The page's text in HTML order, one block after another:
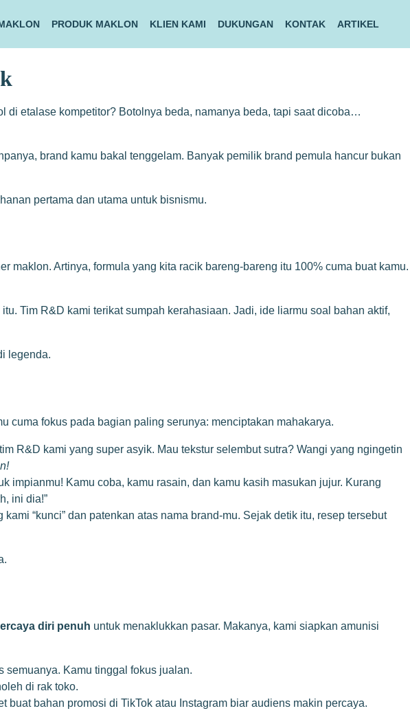
PRODUK MAKLON KLIEN KAMI DUKUNGAN KONTAK ARTIKEL
di etalase kompetitor? Botolnya beda, namanya beda, tapi saat dicoba…
brand kamu bakal tenggelam. Banyak pemilik brand pemula hancur bukan
pertama dan utama untuk bisnismu.
Artinya, formula yang kita racik bareng-bareng itu 100% cuma buat kamu.
Tim R&D kami terikat sumpah kerahasiaan. Jadi, ide liarmu soal bahan aktif,
legenda.
cuma fokus pada bagian paling serunya: menciptakan mahakarya.
R&D kami yang super asyik. Mau tekstur selembut sutra? Wangi yang ngingetin
impianmu! Kamu coba, kamu rasain, dan kamu kasih masukan jujur. Kurang
ini dia!”
“kunci” dan patenkan atas nama brand-mu. Sejak detik itu, resep tersebut
diri penuh untuk menaklukkan pasar. Makanya, kami siapkan amunisi
semuanya. Kamu tinggal fokus jualan.
di rak toko.
bahan promosi di TikTok atau Instagram biar audiens makin percaya.